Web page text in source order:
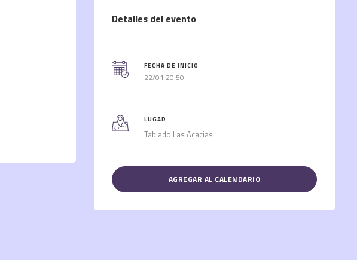
Detalles del evento
FECHA DE INICIO
22/01 20:50
LUGAR
Tablado Las Acacias
AGREGAR AL CALENDARIO